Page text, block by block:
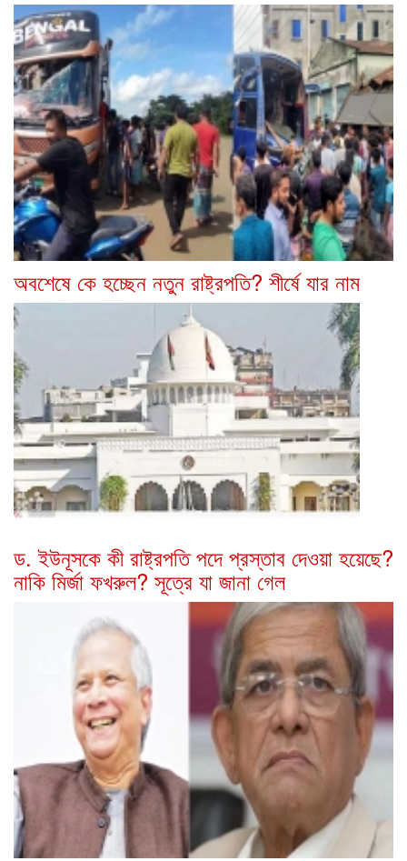
অবশেষে কে হচ্ছেন নতুন রাষ্ট্রপতি? শীর্ষে যার নাম
ড. ইউনূসকে কী রাষ্ট্রপতি পদে প্রস্তাব দেওয়া হয়েছে?
নাকি মির্জা ফখরুল? সূত্রে যা জানা গেল